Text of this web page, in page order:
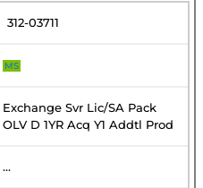
312-03711
MS
Exchange Svr Lic/SA Pack
OLV D 1YR Acq Y1 Addtl Prod
...